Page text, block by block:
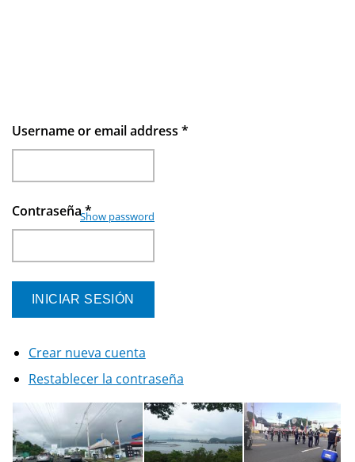
Username or email address *
Contraseña*
Show password
Crear nueva cuenta
Restablecer la contraseña